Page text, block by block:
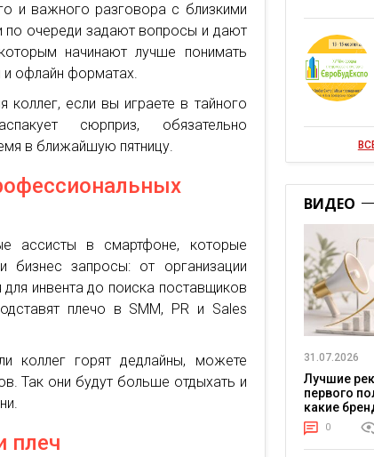
и важного разговора с близкими
очереди задают вопросы и дают
начинают лучше понимать
и офлайн форматах.
коллег, если вы играете в тайного
сюрприз, обязательно
в ближайшую пятницу.
ассисты в смартфоне, которые
запросы: от организации
инвента до поиска поставщиков
плечо в SMM, PR и Sales
коллег горят дедлайны, можете
Так они будут больше отдыхать и
плеч
ВИДЕО
31.07.2026
Лучшие
первого
какие
отрасли
0